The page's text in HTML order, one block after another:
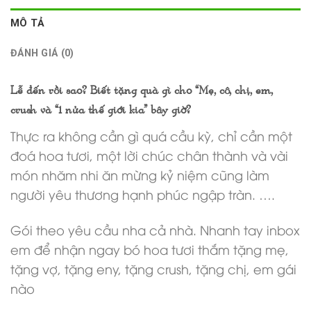
MÔ TẢ
ĐÁNH GIÁ (0)
Lễ đến rồi sao? Biết tặng quà gì cho “Mẹ, cô, chị, em,
crush và “1 nửa thế giới kia” bây giờ?
Thực ra không cần gì quá cầu kỳ, chỉ cần một
đoá hoa tươi, một lời chúc chân thành và vài
món nhăm nhi ăn mừng kỷ niệm cũng làm
người yêu thương hạnh phúc ngập tràn. ….
Gói theo yêu cầu nha cả nhà. Nhanh tay inbox
em để nhận ngay bó hoa tươi thắm tặng mẹ,
tặng vợ, tặng eny, tặng crush, tặng chị, em gái
nào